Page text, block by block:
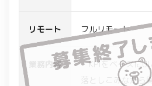
リモート フルリモート
業務内容
・KPIをベースに
落としこみなが